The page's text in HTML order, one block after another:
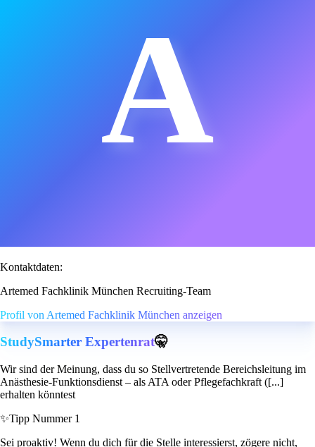
A
Kontaktdaten:
Artemed Fachklinik München Recruiting-Team
Profil von Artemed Fachklinik München anzeigen
StudySmarter Expertenrat🤫
Wir sind der Meinung, dass du so Stellvertretende Bereichsleitung im
Anästhesie-Funktionsdienst – als ATA oder Pflegefachkraft ([...]
erhalten könntest
✨Tipp Nummer 1
Sei proaktiv! Wenn du dich für die Stelle interessierst, zögere nicht,